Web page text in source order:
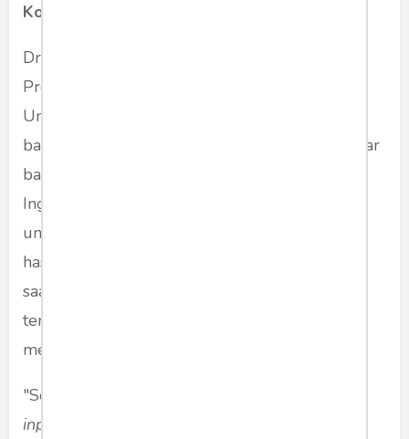
Kompetensi instruktur bahasa Inggris
Dr. Li. Nurdiana, S.Psi., M.Hum., dosen tetap
Program Studi Magister Linguistik Terapan
Universitas Al Azhar Indonesia, berpendapat
bahwa masih cukup banyak ditemukan pengajar
bahasa Inggris yang kemampuan bahasa
Inggrisnya sebenarnya masih belum mumpuni
untuk menjadi pengajar. Hal ini diketahui dari
hasil observasi Dr. Li. Nurdiana, S.Psi, M.Hum
saat mengadakan semiloka dan pelatihan
terhadap guru-guru bahasa Inggris yang
mengajar di sekolah.
"Sejatinya, guru merupakan sumber
input